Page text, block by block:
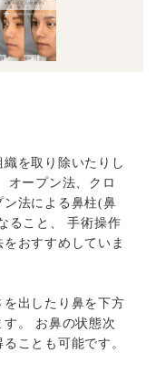
を取り除いたりし
オープン法、クロ
ン法による鼻柱(鼻
ること、 手術操作
おすすめしていま
出したり鼻を下方
。 お鼻の状態次
ことも可能です。